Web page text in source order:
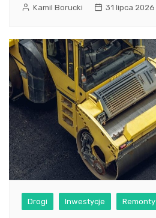
Kamil Borucki 31 lipca 2026
Drogi Inwestycje Remonty